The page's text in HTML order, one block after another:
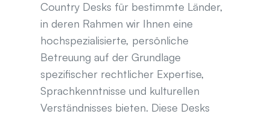
Country Desks für bestimmte Länder,
in deren Rahmen wir Ihnen eine
hochspezialisierte, persönliche
Betreuung auf der Grundlage
spezifischer rechtlicher Expertise,
Sprachkenntnisse und kulturellen
Verständnisses bieten. Diese Desks